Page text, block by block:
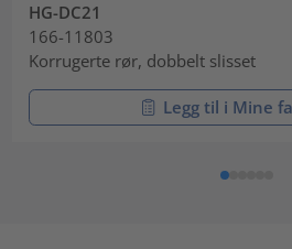
HG-DC21
166-11803
Korrugerte rør, dobbelt slisset
Legg til i Mine